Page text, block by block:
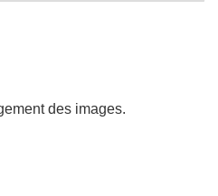
des images.